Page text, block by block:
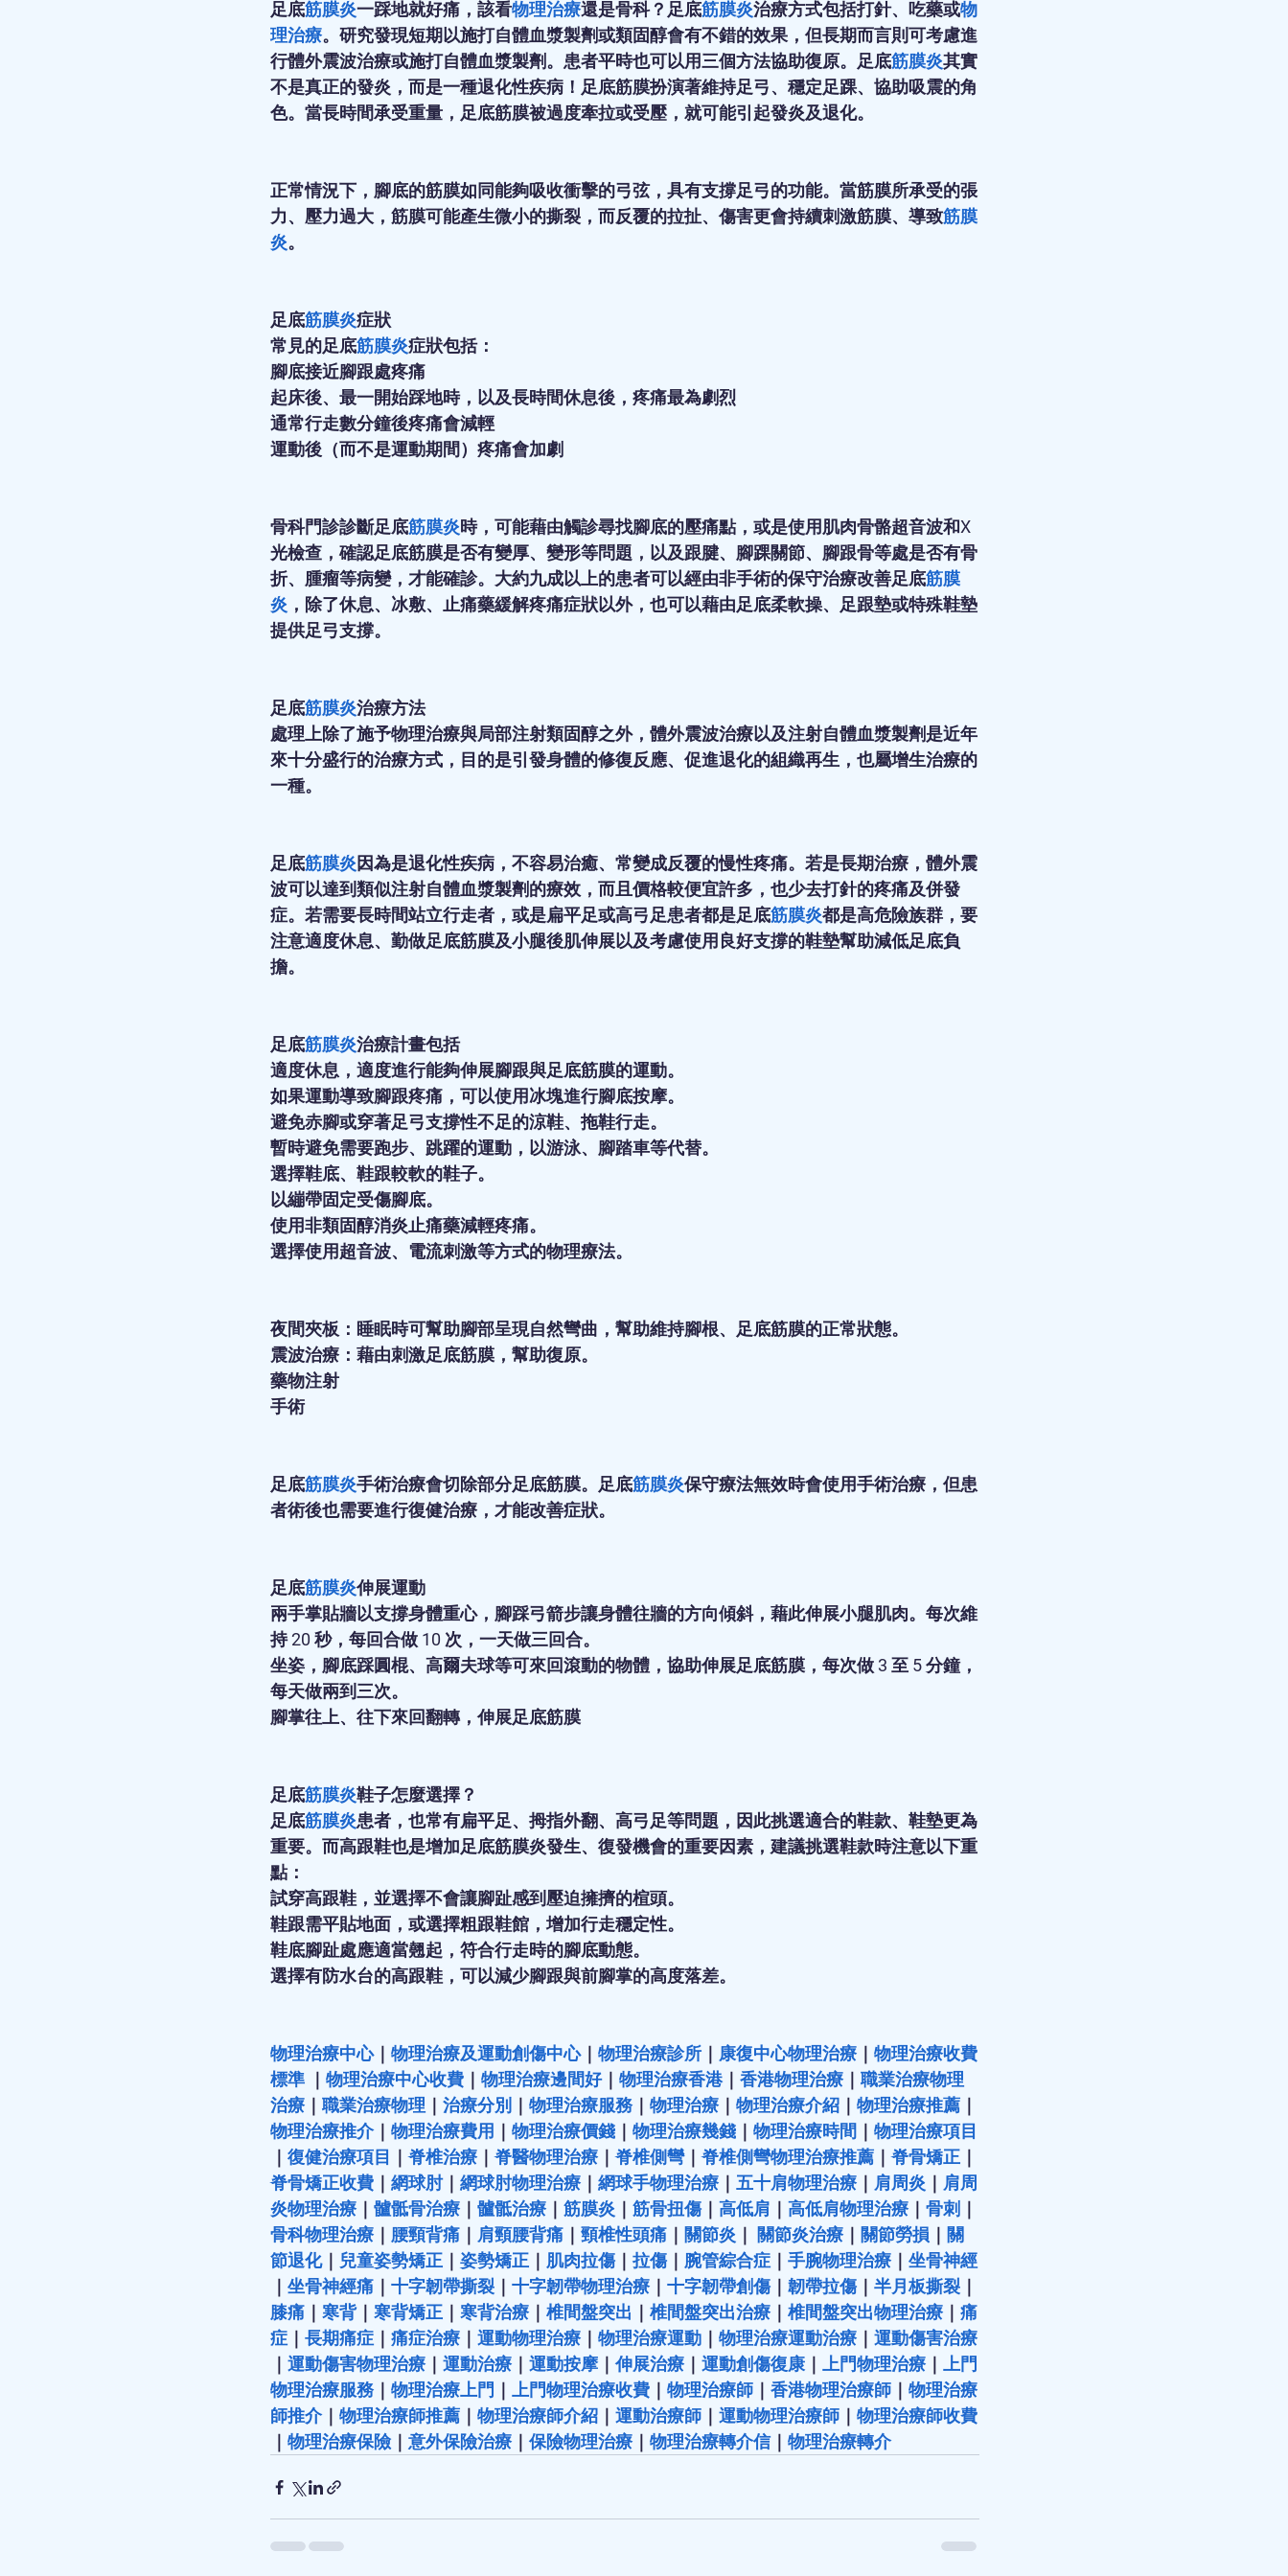
足底筋膜炎一踩地就好痛，該看物理治療還是骨科？足底筋膜炎治療方式包括打針、吃藥或物
理治療。研究發現短期以施打自體血漿製劑或類固醇會有不錯的效果，但長期而言則可考慮進
行體外震波治療或施打自體血漿製劑。患者平時也可以用三個方法協助復原。足底筋膜炎其實
不是真正的發炎，而是一種退化性疾病！足底筋膜扮演著維持足弓、穩定足踝、協助吸震的角
色。當長時間承受重量，足底筋膜被過度牽拉或受壓，就可能引起發炎及退化。
正常情況下，腳底的筋膜如同能夠吸收衝擊的弓弦，具有支撐足弓的功能。當筋膜所承受的張
力、壓力過大，筋膜可能產生微小的撕裂，而反覆的拉扯、傷害更會持續刺激筋膜、導致筋膜
炎。
足底筋膜炎症狀
常見的足底筋膜炎症狀包括：
腳底接近腳跟處疼痛
起床後、最一開始踩地時，以及長時間休息後，疼痛最為劇烈
通常行走數分鐘後疼痛會減輕
運動後（而不是運動期間）疼痛會加劇
骨科門診診斷足底筋膜炎時，可能藉由觸診尋找腳底的壓痛點，或是使用肌肉骨骼超音波和X
光檢查，確認足底筋膜是否有變厚、變形等問題，以及跟腱、腳踝關節、腳跟骨等處是否有骨
折、腫瘤等病變，才能確診。大約九成以上的患者可以經由非手術的保守治療改善足底筋膜
炎 ，除了休息、冰敷、止痛藥緩解疼痛症狀以外，也可以藉由足底柔軟操、足跟墊或特殊鞋墊
提供足弓支撐。
足底筋膜炎治療方法
處理上除了施予物理治療與局部注射類固醇之外，體外震波治療以及注射自體血漿製劑是近年
來十分盛行的治療方式，目的是引發身體的修復反應、促進退化的組織再生，也屬增生治療的
一種。
足底筋膜炎因為是退化性疾病，不容易治癒、常變成反覆的慢性疼痛。若是長期治療，體外震
波可以達到類似注射自體血漿製劑的療效，而且價格較便宜許多，也少去打針的疼痛及併發
症。若需要長時間站立行走者，或是扁平足或高弓足患者都是足底筋膜炎都是高危險族群，要
注意適度休息、勤做足底筋膜及小腿後肌伸展以及考慮使用良好支撐的鞋墊幫助減低足底負
擔。
足底筋膜炎治療計畫包括
適度休息，適度進行能夠伸展腳跟與足底筋膜的運動。
如果運動導致腳跟疼痛，可以使用冰塊進行腳底按摩。
避免赤腳或穿著足弓支撐性不足的涼鞋、拖鞋行走。
暫時避免需要跑步、跳躍的運動，以游泳、腳踏車等代替。
選擇鞋底、鞋跟較軟的鞋子。
以繃帶固定受傷腳底。
使用非類固醇消炎止痛藥減輕疼痛。
選擇使用超音波、電流刺激等方式的物理療法。
夜間夾板：睡眠時可幫助腳部呈現自然彎曲，幫助維持腳根、足底筋膜的正常狀態。
震波治療：藉由刺激足底筋膜，幫助復原。
藥物注射
手術
足底筋膜炎手術治療會切除部分足底筋膜。足底筋膜炎保守療法無效時會使用手術治療，但患
者術後也需要進行復健治療，才能改善症狀。
足底筋膜炎伸展運動
兩手掌貼牆以支撐身體重心，腳踩弓箭步讓身體往牆的方向傾斜，藉此伸展小腿肌肉。每次維
持 20 秒，每回合做 10 次，一天做三回合。
坐姿，腳底踩圓棍、高爾夫球等可來回滾動的物體，協助伸展足底筋膜，每次做 3 至 5 分鐘，
每天做兩到三次。
腳掌往上、往下來回翻轉，伸展足底筋膜
足底筋膜炎鞋子怎麼選擇？
足底筋膜炎患者，也常有扁平足、拇指外翻、高弓足等問題，因此挑選適合的鞋款、鞋墊更為
重要。而高跟鞋也是增加足底筋膜炎發生、復發機會的重要因素，建議挑選鞋款時注意以下重
點：
試穿高跟鞋，並選擇不會讓腳趾感到壓迫擁擠的楦頭。
鞋跟需平貼地面，或選擇粗跟鞋館，增加行走穩定性。
鞋底腳趾處應適當翹起，符合行走時的腳底動態。
選擇有防水台的高跟鞋，可以減少腳跟與前腳掌的高度落差。
物理治療中心｜ 物理治療及運動創傷中心｜ 物理治療診所 康復中心物理治療
物理治療收費
標準
物理治療中心收費 物理治療邊間好｜ 物理治療香港｜ 香港物理治療
職業治療物理
治療
職業治療物理 治療分別 物理治療服務 物理治療 物理治療介紹 物理治療推薦
物理治療推介｜ 物理治療費用 物理治療價錢 物理治療幾錢 物理治療時間
物理治療項目
復健治療項目 ｜脊椎治療 ｜脊醫物理治療 ｜脊椎側彎｜脊椎側彎物理治療推薦 ｜脊骨矯正
脊骨矯正收費
網球肘｜ 網球肘物理治療 網球手物理治療 五十肩物理治療 肩周炎
肩周
炎物理治療
髗骶骨治療 髗骶治療 筋膜炎 筋骨扭傷 高低肩 高低肩物理治療 骨刺
骨科物理治療
腰頸背痛 肩頸腰背痛 頸椎性頭痛 關節炎 關節炎治療 關節勞損
關
節退化｜ 兒童姿勢矯正 姿勢矯正 肌肉拉傷 拉傷 腕管綜合症 手腕物理治療
坐骨神經
坐骨神經痛 十字韌帶撕裂 十字韌帶物理治療 十字韌帶創傷 韌帶拉傷 半月板撕裂
膝痛
寒背｜ 寒背矯正 寒背治療 椎間盤突出 椎間盤突出治療 椎間盤突出物理治療
痛
症
長期痛症 痛症治療 運動物理治療 物理治療運動 物理治療運動治療
運動傷害治療
運動傷害物理治療 運動治療 運動按摩 ｜伸展治療 運動創傷復康｜ 上門物理治療
上門
物理治療服務
物理治療上門 上門物理治療收費 物理治療師 香港物理治療師
物理治療
師推介｜ 物理治療師推薦 物理治療師介紹 運動治療師 運動物理治療師
物理治療師收費
物理治療保險｜ 意外保險治療 保險物理治療 物理治療轉介信｜ 物理治療轉介